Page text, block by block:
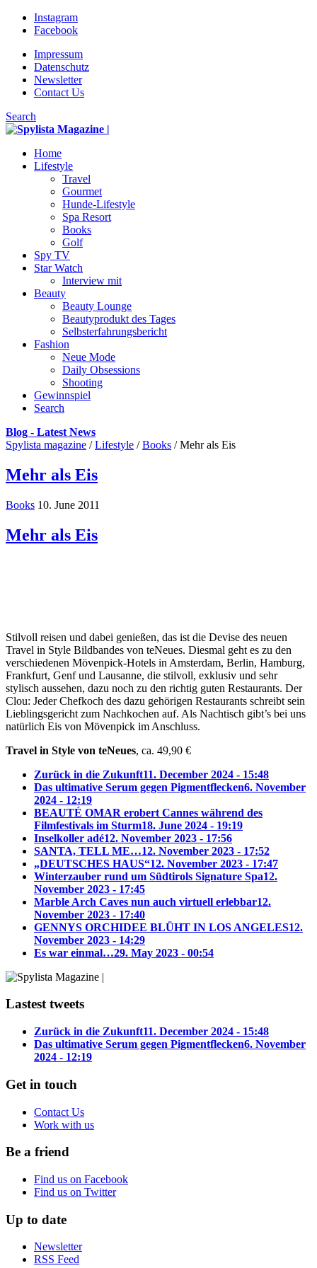
Instagram
Facebook
Impressum
Datenschutz
Newsletter
Contact Us
Search
Home
Lifestyle
Travel
Gourmet
Hunde-Lifestyle
Spa Resort
Books
Golf
Spy TV
Star Watch
Interview mit
Beauty
Beauty Lounge
Beautyprodukt des Tages
Selbsterfahrungsbericht
Fashion
Neue Mode
Daily Obsessions
Shooting
Gewinnspiel
Search
Blog - Latest News
Spylista magazine / Lifestyle / Books / Mehr als Eis
Mehr als Eis
Books 10. June 2011
Mehr als Eis
Stilvoll reisen und dabei genießen, das ist die Devise des neuen
Travel in Style Bildbandes von teNeues. Diesmal geht es zu den
verschiedenen Mövenpick-Hotels in Amsterdam, Berlin, Hamburg,
Frankfurt, Genf und Lausanne, die stilvoll, exklusiv und sehr
stylisch aussehen, dazu noch zu den richtig guten Restaurants. Der
Clou: Jeder Chefkoch des dazu gehörigen Restaurants schreibt sein
Lieblingsgericht zum Nachkochen auf. Als Nachtisch gibt’s bei uns
natürlich Eis von Mövenpick im Anschluss.
Travel in Style von teNeues, ca. 49,90 €
Zurück in die Zukunft11. December 2024 - 15:48
Das ultimative Serum gegen Pigmentflecken6. November
2024 - 12:19
BEAUTÉ OMAR erobert Cannes während des
Filmfestivals im Sturm18. June 2024 - 19:19
Inselkoller adé12. November 2023 - 17:56
SANTA, TELL ME…12. November 2023 - 17:52
„DEUTSCHES HAUS“12. November 2023 - 17:47
Winterzauber rund um Südtirols Signature Spa12.
November 2023 - 17:45
Marble Arch Caves nun auch virtuell erlebbar12.
November 2023 - 17:40
GENNYS ORCHIDEE BLÜHT IN LOS ANGELES12.
November 2023 - 14:29
Es war einmal…29. May 2023 - 00:54
Lastest tweets
Zurück in die Zukunft11. December 2024 - 15:48
Das ultimative Serum gegen Pigmentflecken6. November
2024 - 12:19
Get in touch
Contact Us
Work with us
Be a friend
Find us on Facebook
Find us on Twitter
Up to date
Newsletter
RSS Feed